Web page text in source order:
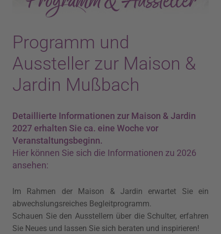
Programm und
Aussteller zur Maison &
Jardin Mußbach
Detaillierte Informationen zur Maison & Jardin
2027 erhalten Sie ca. eine Woche vor
Veranstaltungsbeginn.
Hier können Sie sich die Informationen zu 2026
ansehen:
Im Rahmen der Maison & Jardin erwartet Sie ein
abwechslungsreiches Begleitprogramm.
Schauen Sie den Ausstellern über die Schulter, erfahren
Sie Neues und lassen Sie sich beraten und inspirieren!